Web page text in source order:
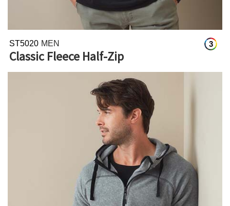
3
ST5020 MEN
Classic Fleece Half-Zip